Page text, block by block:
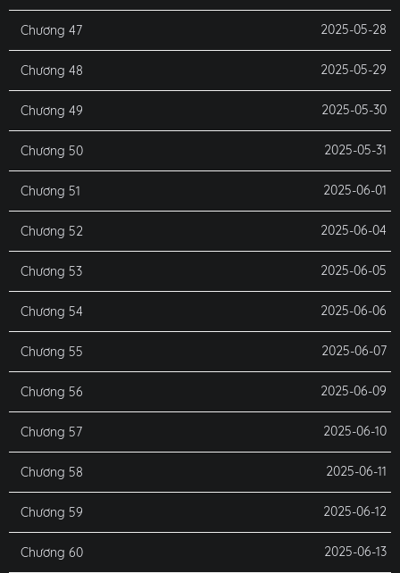
Chương 47 2025-05-28
Chương 48 2025-05-29
Chương 49 2025-05-30
Chương 50 2025-05-31
Chương 51 2025-06-01
Chương 52 2025-06-04
Chương 53 2025-06-05
Chương 54 2025-06-06
Chương 55 2025-06-07
Chương 56 2025-06-09
Chương 57 2025-06-10
Chương 58 2025-06-11
Chương 59 2025-06-12
Chương 60 2025-06-13